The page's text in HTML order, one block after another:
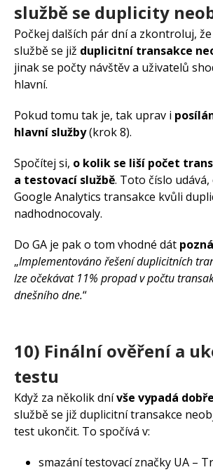
službě se duplicity
Počkej dalších pár dní a zkontroluj,
službě se již duplicitní transakce
jinak se počty návštěv a uživatelů
hlavní.
Pokud tomu tak je, tak uprav i
hlavní služby(krok 8).
Spočítej si, o kolik se liší počet
a testovací službě. Toto číslo
Google Analytics transakce kvůli
nadhodnocovaly.
Do GA je pak o tom vhodné dát
„Implementováno řešení duplicitních
lze očekávat 11% propad v počtu
dnešního dne.“
10) Finální ověření a
testu
Když za několik dnívše vypadá dobře
službě se již duplicitní transakce
test ukončit. To spočívá v:
smazání testovací značky UA –